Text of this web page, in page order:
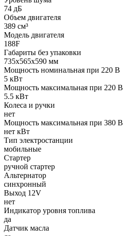
74 дБ
Объем двигателя
389 см³
Модель двигателя
188F
Габариты без упаковки
735х565х590 мм
Мощность номинальная при 220 В
5 кВт
Мощность максимальная при 220 В
5.5 кВт
Колеса и ручки
нет
Мощность максимальная при 380 В
нет кВт
Тип электростанции
мобильные
Стартер
ручной стартер
Альтернатор
синхронный
Выход 12V
нет
Индикатор уровня топлива
да
Датчик масла